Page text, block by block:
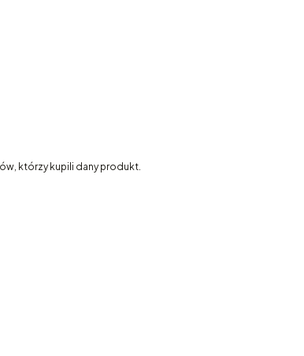
którzy kupili dany produkt.